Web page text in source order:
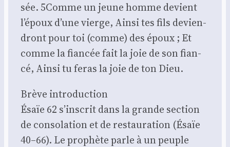
sée. 5Comme un jeune homme devient
l’époux d’une vierge, Ain­si tes fils devien­
dront pour toi (comme) des époux ; Et
comme la fian­cée fait la joie de son fian­
cé, Ain­si tu feras la joie de ton Dieu.
Brève intro­duc­tion
Ésaïe 62 s’inscrit dans la grande sec­tion
de conso­la­tion et de res­tau­ra­tion (Ésaïe
40–66). Le pro­phète parle à un peuple